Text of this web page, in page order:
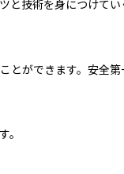
技術を身につけてい
ができます。安全第